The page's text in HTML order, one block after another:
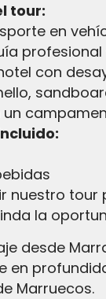
tour:
en
profesional
con
un
nuestro tour
la
desde
en
Marruecos.